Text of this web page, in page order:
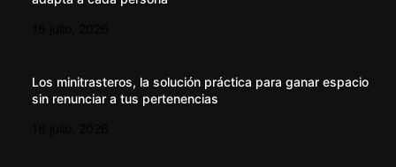
Los minitrasteros, la solución práctica para ganar espacio
sin renunciar a tus pertenencias